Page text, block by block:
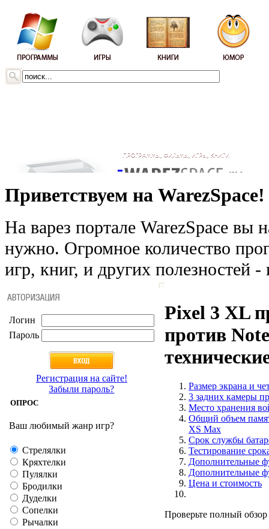
Приветствуем на WarezSpace!
На варез портале WarezSpace вы
нужно. Огромное количество
игр, книг, и других полезностей
Логин
Пароль
Регистрация на сайте!
Забыли пароль?
ОПРОС
Ваш любимый жанр игр?
Стрелялки
Кряхтелки
Пулялки
Бродилки
Дуделки
Сопелки
Рычалки
Pixel 3 XL
против
Размер экрана и
3 задних камеры
Место хранения
Общий объем
XS Max
Срок службы
Тестирование
Дополнительные
Дополнительные
Цена и стоимость
Проверьте полный